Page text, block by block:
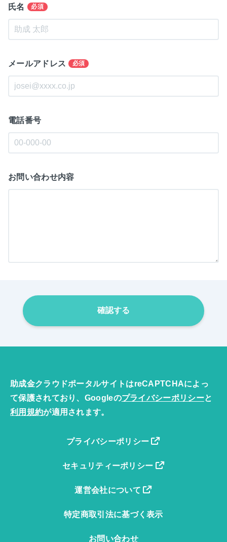
氏名 必須
メールアドレス 必須
電話番号
お問い合わせ内容
助成金クラウドポータルサイトはreCAPTCHAによっ
て保護されており、Googleのプライバシーポリシーと
利用規約が適用されます。
プライバシーポリシー
セキュリティーポリシー
運営会社について
特定商取引法に基づく表示
お問い合わせ